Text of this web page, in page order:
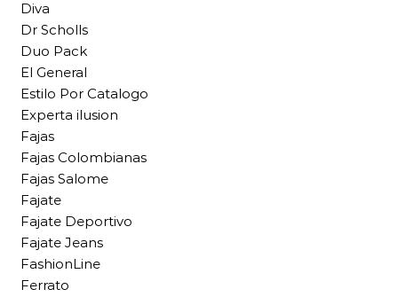
Diva
Dr Scholls
Duo Pack
El General
Estilo Por Catalogo
Experta ilusion
Fajas
Fajas Colombianas
Fajas Salome
Fajate
Fajate Deportivo
Fajate Jeans
FashionLine
Ferrato